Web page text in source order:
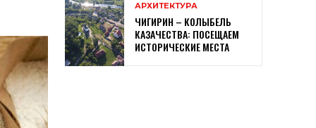
АРХИТЕКТУРА
ЧИГИРИН – КОЛЫБЕЛЬ
КАЗАЧЕСТВА: ПОСЕЩАЕМ
ИСТОРИЧЕСКИЕ МЕСТА